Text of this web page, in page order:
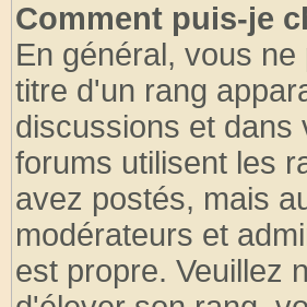
Comment puis-je
En général, vous
titre d'un rang
discussions et dans
forums utilisent les
avez postés, mais
modérateurs et
est propre. Veuillez